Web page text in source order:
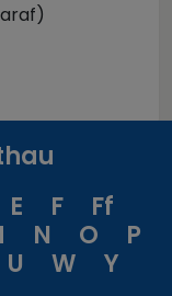
E F
Ff
N O
P
U W Y